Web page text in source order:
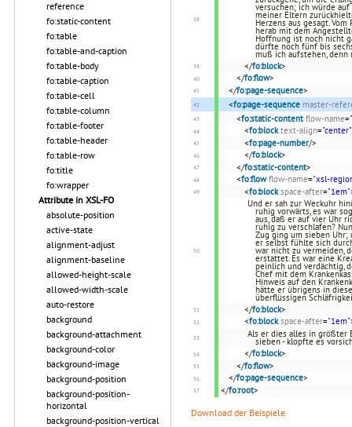
reference
fo:static-content
fo:table
fo:table-and-caption
fo:table-body
fo:table-caption
fo:table-cell
fo:table-column
fo:table-footer
fo:table-header
fo:table-row
fo:title
fo:wrapper
Attribute in XSL-FO
absolute-position
active-state
alignment-adjust
alignment-baseline
allowed-height-scale
allowed-width-scale
auto-restore
background
background-attachment
background-color
background-image
background-position
background-position-
horizontal
background-position-vertical
versuchen; ich würde
meiner Eltern
Herzens aus gesagt.
herab mit dem
Hoffnung ist noch nicht
dürfte noch fünf bis
muß ich aufstehen,
</fo:block>
</fo:flow>
</fo:page-sequence>
<fo:page-sequence master-
<fo:static-content flow-name=
<fo:block text-align="center"
<fo:page-number/>
</fo:block>
</fo:static-content>
<fo:flow flow-name="xsl-
<fo:block space-after="1em"
Und er sah zur Weckuhr
ruhig vorwärts, es war
aus, daß er auf vier Uhr
ruhig zu verschlafen?
Zug ging um sieben Uhr;
er selbst fühlte sich
war nicht zu vermeiden,
erstattet. Es war eine
peinlich und verdächtig,
Chef mit dem
Hinweis auf den
hätte er übrigens in
überflüssigen
</fo:block>
<fo:block space-after="1em"
Als er dies alles in größter
sieben - klopfte es
</fo:block>
</fo:flow>
</fo:page-sequence>
</fo:root>
Download der Beispiele